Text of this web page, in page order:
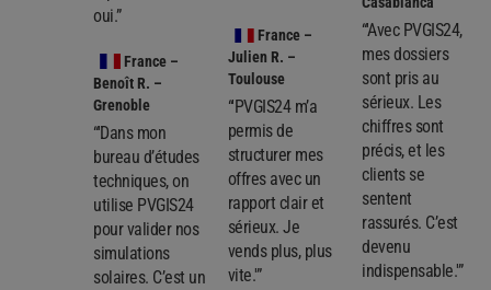
oui.”
France –
Benoît R. –
Grenoble
“'Dans mon
bureau d’études
techniques, on
utilise PVGIS24
pour valider nos
simulations
solaires. C’est un
France –
Julien R. –
Toulouse
“'PVGIS24 m’a
permis de
structurer mes
offres avec un
rapport clair et
sérieux. Je
vends plus, plus
vite.'”
“'Avec PVGIS24,
mes dossiers
sont pris au
sérieux. Les
chiffres sont
précis, et les
clients se
sentent
rassurés. C’est
devenu
indispensable.'”